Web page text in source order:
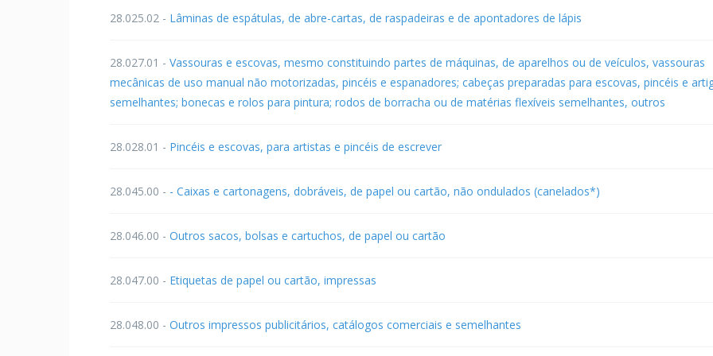
28.025.02 - Lâminas de espátulas, de abre-cartas, de raspadeiras e de apontadores de lápis
28.027.01 - Vassouras e escovas, mesmo constituindo partes de máquinas, de aparelhos ou de veículos, vassouras
mecânicas de uso manual não motorizadas, pincéis e espanadores; cabeças preparadas para escovas, pincéis e
semelhantes; bonecas e rolos para pintura; rodos de borracha ou de matérias flexíveis semelhantes, outros
28.028.01 - Pincéis e escovas, para artistas e pincéis de escrever
28.045.00 - - Caixas e cartonagens, dobráveis, de papel ou cartão, não ondulados (canelados*)
28.046.00 - Outros sacos, bolsas e cartuchos, de papel ou cartão
28.047.00 - Etiquetas de papel ou cartão, impressas
28.048.00 - Outros impressos publicitários, catálogos comerciais e semelhantes